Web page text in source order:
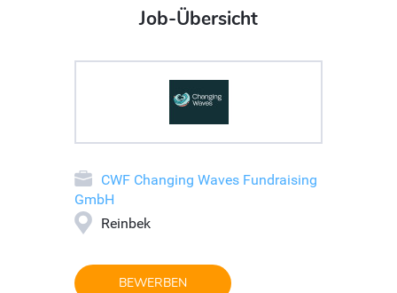
Job-Übersicht
CWF Changing Waves Fundraising
GmbH
Reinbek
BEWERBEN